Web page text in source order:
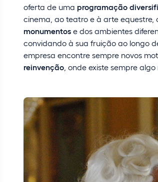
oferta de uma programação
cinema, ao teatro e à arte
monumentos e dos ambientes
convidando à sua fruição ao longo
empresa encontre sempre novos
reinvenção , onde existe sempre